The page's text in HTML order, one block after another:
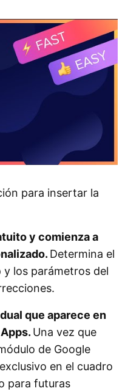
para insertar la
y comienza a
Determina el
los parámetros del
que aparece en
Una vez que
de Google
en el cuadro
para futuras